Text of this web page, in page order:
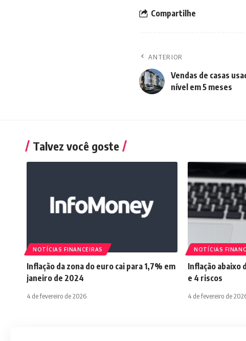
Compartilhe
ANTERIOR
Vendas de casas
nível em 5 meses
Talvez você goste
NOTÍCIAS FINANCEIRAS
Inflação da zona do euro cai para 1,7% em
janeiro de 2024
4 de fevereiro de 2026
NOTÍCIAS
Inflação abaixo
e 4 riscos
4 de fevereiro de